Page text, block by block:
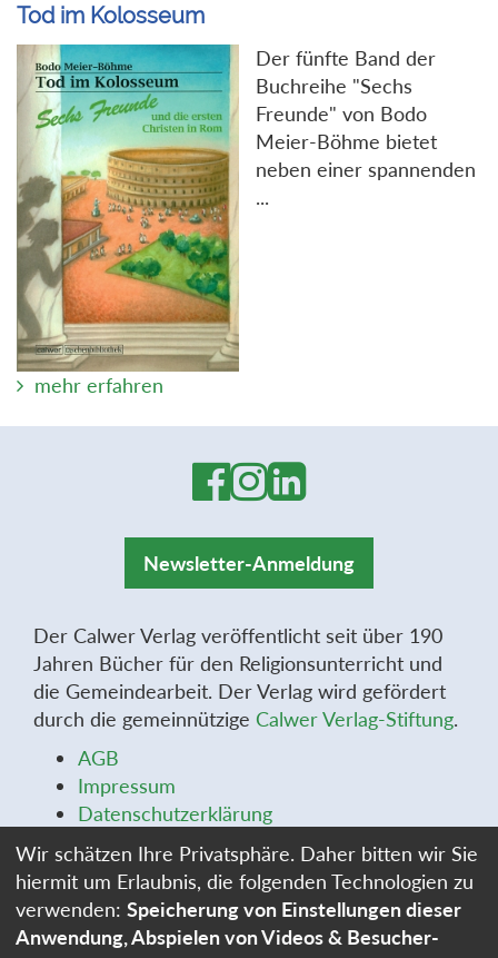
Tod im Kolosseum
Der fünfte Band der
Buchreihe "Sechs
Freunde" von Bodo
Meier-Böhme bietet
neben einer spannenden
...
mehr erfahren
Newsletter-Anmeldung
Der Calwer Verlag veröffentlicht seit über 190
Jahren Bücher für den Religionsunterricht und
die Gemeindearbeit. Der Verlag wird gefördert
durch die gemeinnützige Calwer Verlag-Stiftung.
AGB
Impressum
Datenschutzerklärung
Widerrufsbelehrung
Widerrufsformular
Stellenangebote
Cookie-Einstellungen
Wir schätzen Ihre Privatsphäre. Daher bitten wir Sie
hiermit um Erlaubnis, die folgenden Technologien zu
verwenden: Speicherung von Einstellungen dieser
Anwendung, Abspielen von Videos & Besucher-